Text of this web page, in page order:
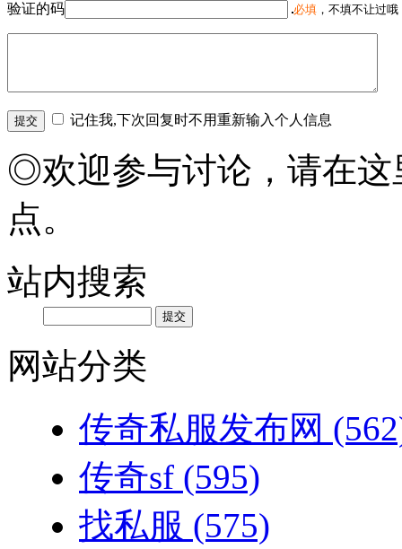
验证的码 必填 ，不填不让过
记住我,下次回复时不用重新输入个人信息
◎欢迎参与讨论，请在这
点。
站内搜索
网站分类
传奇私服发布网
传奇sf (595)
找私服 (575)